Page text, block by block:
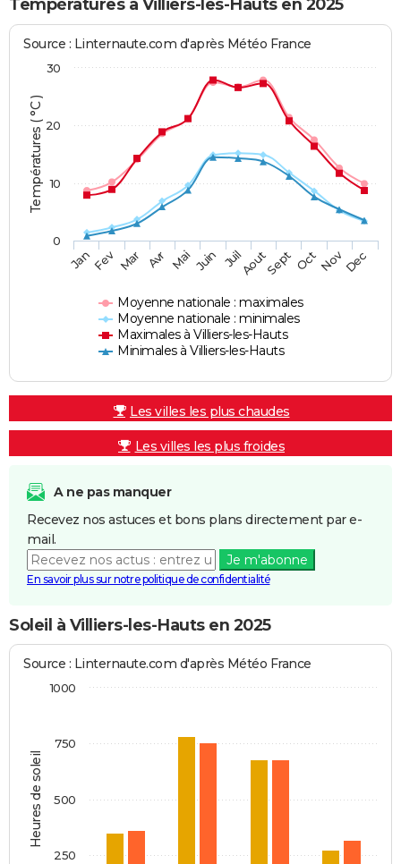
Températures à Villiers-les-Hauts en 2025
Températures ( °C )
Source : Linternaute.com d'après Météo France
Moyenne nationale : maximales
Moyenne nationale : minimales
Maximales à Villiers-les-Hauts
Minimales à Villiers-les-Hauts
JanFev Mar Avr Mai Juin JuilAoutSept OctNovDec
0
10
20
30
Les villes les plus chaudes
Les villes les plus froides
A ne pas manquer
Recevez nos astuces et bons plans directement par e-
mail.
Je m'abonne
En savoir plus sur notre politique de confidentialité
Soleil à Villiers-les-Hauts en 2025
Heures de soleil
Source : Linternaute.com d'après Météo France
1000
250
500
750